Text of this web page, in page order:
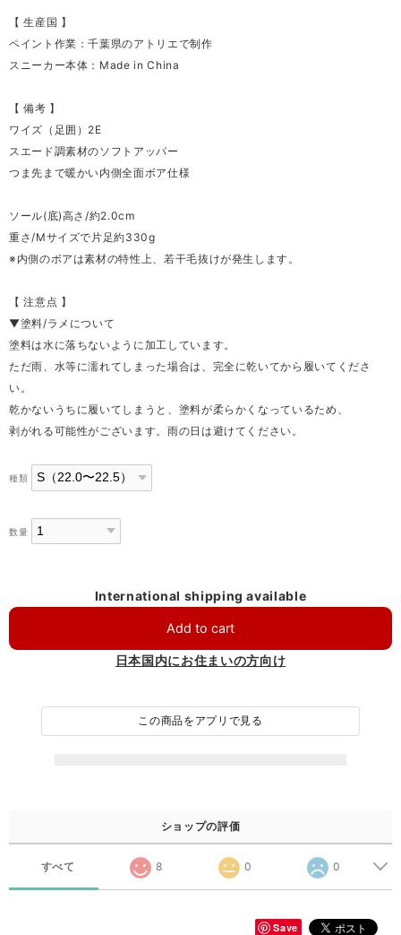
【 生産国 】
ペイント作業：千葉県のアトリエで制作
スニーカー本体：Made in China
【 備考 】
ワイズ（足囲）2E
スエード調素材のソフトアッパー
つま先まで暖かい内側全面ボア仕様
ソール(底)高さ/約2.0cm
重さ/Mサイズで片足約330g
※内側のボアは素材の特性上、若干毛抜けが発生します。
【 注意点 】
▼塗料/ラメについて
塗料は水に落ちないように加工しています。
ただ雨、水等に濡れてしまった場合は、完全に乾いてから履いてくださ
い。
乾かないうちに履いてしまうと、塗料が柔らかくなっているため、
剥がれる可能性がございます。雨の日は避けてください。
種類
数量
International shipping available
Add to cart
日本国内にお住まいの方向け
この商品をアプリで見る
ショップの評価
すべて 8 0 0
Save